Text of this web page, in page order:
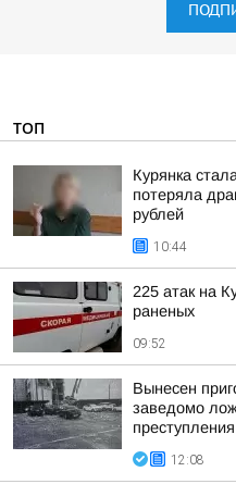
ТОП
Курянка
потеряла
рублей
10:44
225 атак на
раненых
09:52
Вынесен
заведомо
преступления
12:08